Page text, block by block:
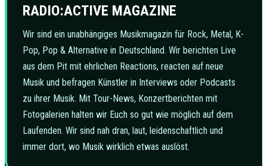
RADIO:ACTIVE MAGAZINE
Wir sind ein unabhängiges Musikmagazin für Rock, Metal, K-
Pop, Pop & Alternative in Deutschland. Wir berichten Live
aus dem Pit mit ehrlichen Reactions, reacten auf neue
Musik und befragen Künstler in Interviews oder Podcasts
zu ihrer Musik. Mit Tour-News, Konzertberichten mit
Fotogalerien halten wir Euch so gut wie möglich auf dem
Laufenden. Wir sind nah dran, laut, leidenschaftlich und
immer dort, wo Musik wirklich etwas auslöst.